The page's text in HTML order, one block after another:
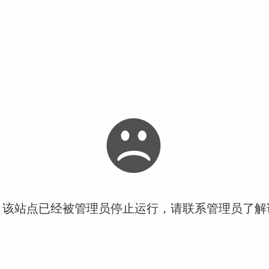
站点已经被管理员停止运行，请联系管理员了